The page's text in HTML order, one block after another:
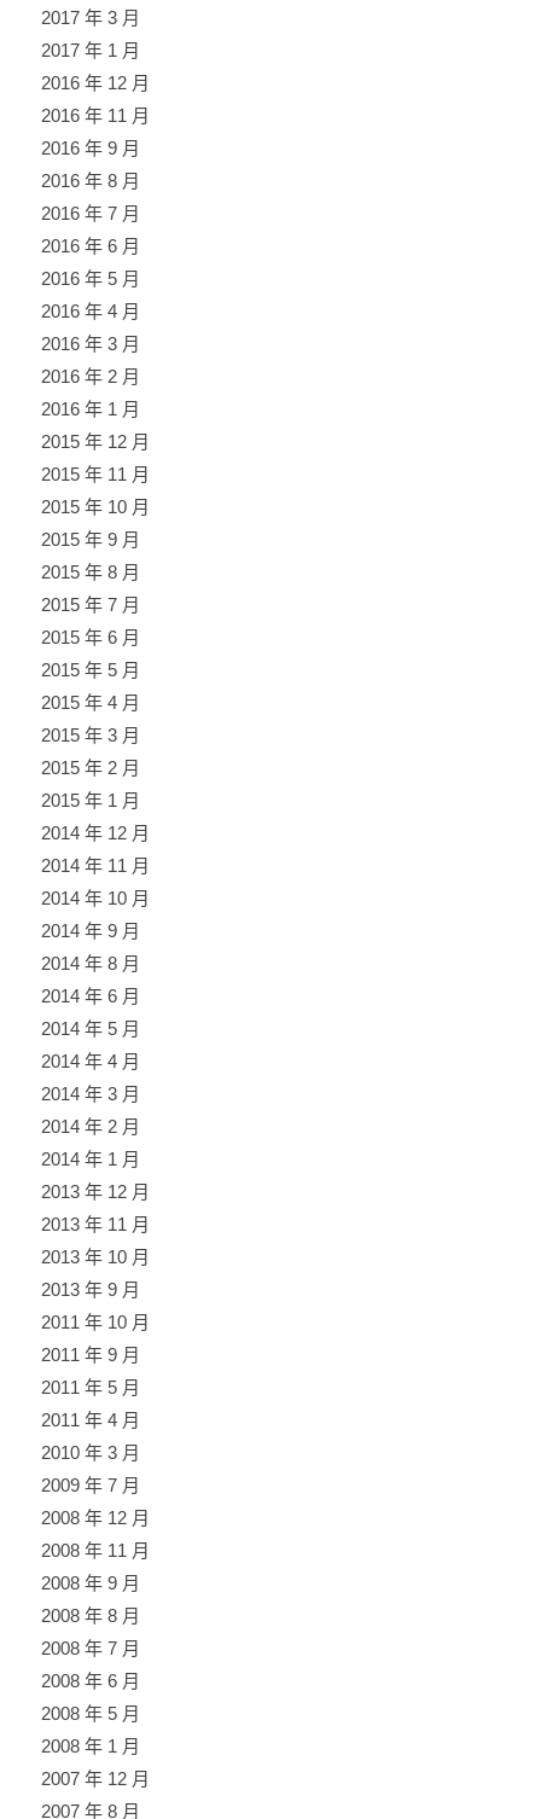
2017 年 3 月
2017 年 1 月
2016 年 12 月
2016 年 11 月
2016 年 9 月
2016 年 8 月
2016 年 7 月
2016 年 6 月
2016 年 5 月
2016 年 4 月
2016 年 3 月
2016 年 2 月
2016 年 1 月
2015 年 12 月
2015 年 11 月
2015 年 10 月
2015 年 9 月
2015 年 8 月
2015 年 7 月
2015 年 6 月
2015 年 5 月
2015 年 4 月
2015 年 3 月
2015 年 2 月
2015 年 1 月
2014 年 12 月
2014 年 11 月
2014 年 10 月
2014 年 9 月
2014 年 8 月
2014 年 6 月
2014 年 5 月
2014 年 4 月
2014 年 3 月
2014 年 2 月
2014 年 1 月
2013 年 12 月
2013 年 11 月
2013 年 10 月
2013 年 9 月
2011 年 10 月
2011 年 9 月
2011 年 5 月
2011 年 4 月
2010 年 3 月
2009 年 7 月
2008 年 12 月
2008 年 11 月
2008 年 9 月
2008 年 8 月
2008 年 7 月
2008 年 6 月
2008 年 5 月
2008 年 1 月
2007 年 12 月
2007 年 8 月